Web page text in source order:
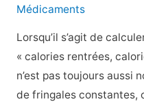
repos
Médicaments
Lorsqu’il s’agit de
« calories rentrées,
n’est pas toujours aussi
de fringales constantes,